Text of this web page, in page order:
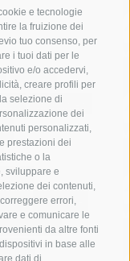
e tecnologie
la fruizione dei
tuo consenso, per
i tuoi dati per le
e/o accedervi,
creare profili per
selezione di
dei
personalizzati,
prestazioni dei
o la
sviluppare e
dei contenuti,
errori,
e comunicare le
da altre fonti
in base alle
dati di
arresto
capri
carabinieri
incidente
lubrense